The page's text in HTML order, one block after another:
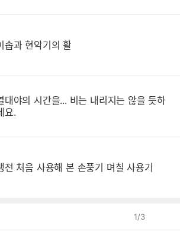
솝과 현악기의 활
대야의 시간을... 비는 내리지는 않을 듯하
요.
전 처음 사용해 본 손풍기 며칠 사용기
1/3